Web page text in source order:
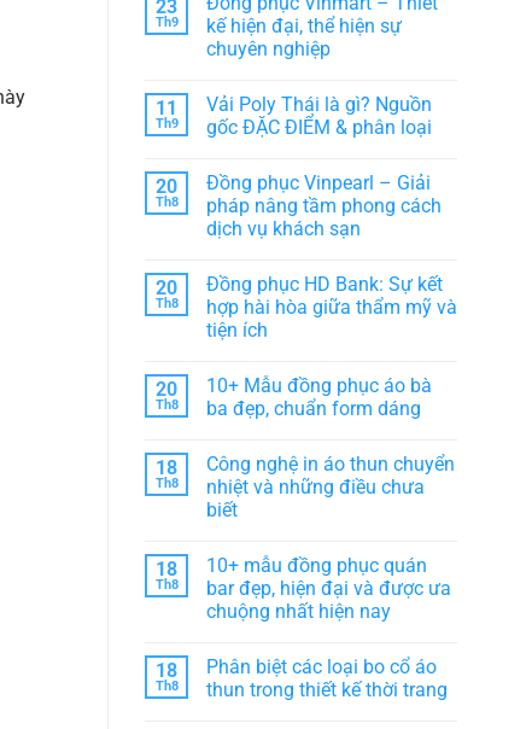
Lớp,
CLB
Legend
–
Biểu
tượng
cà
phê
Việt
bình
luận
ở
Đồng
màu
vàng
–
sang
trọng,
tôn
vinh
thương
23
Th9
kế hiện đại, thể hiện sự
chuyên nghiệp
bình
luận
ở
Vinmart
–
Thiết
kế
thể
hiện
sự
chuyên
nghiệp
11
Th9
Vải Poly Thái là gì? Nguồn
gốc ĐẶC ĐIỂM & phân loại
bình
luận
ở
Vải
là
gì?
Nguồn
gốc
ĐẶC
phân
loại
20
Th8
Đồng phục Vinpearl – Giải
pháp nâng tầm phong cách
dịch vụ khách sạn
bình
luận
ở
Đồng
–
Giải
pháp
phong
cách
dịch
vụ
khách
20
Th8
Đồng phục HD Bank: Sự kết
hợp hài hòa giữa thẩm mỹ và
tiện ích
bình
luận
ở
HD
Bank:
Sự
kết
hòa
giữa
thẩm
mỹ
và
20
Th8
10+ Mẫu đồng phục áo bà
ba đẹp, chuẩn form dáng
bình
luận
ở
10+
phục
áo
bà
ba
đẹp,
dáng
18
Th8
Công nghệ in áo thun chuyển
nhiệt và những điều chưa
biết
bình
luận
ở
Công
áo
thun
chuyển
18
Th8
10+ mẫu đồng phục quán
bar đẹp, hiện đại và được ưa
chuộng nhất hiện nay
bình
luận
ở
18
Th8
Phân biệt các loại bo cổ áo
thun trong thiết kế thời trang